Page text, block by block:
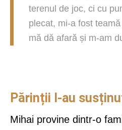
terenul de joc, ci cu
plecat, mi-a fost
mă dă afară și m-am
Părinții l-au
Mihai provine dintr-o